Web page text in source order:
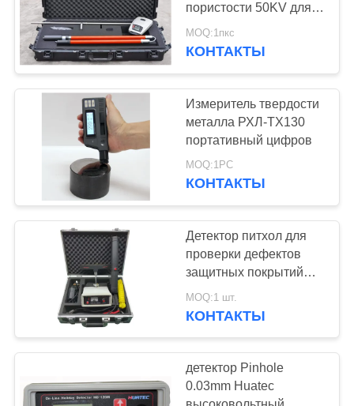
пористости 50KV для
делать водостойким
пола
MOQ:1пкс
КОНТАКТЫ
Измеритель твердости
металла РХЛ-ТХ130
портативный цифров
MOQ:1PC
КОНТАКТЫ
Детектор питхол для
проверки дефектов
защитных покрытий
нефтегазопроводов,
кабелей, эмали,
MOQ:1 шт.
КОНТАКТЫ
детектор Pinhole
0.03mm Huatec